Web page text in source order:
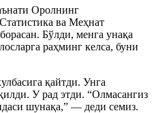
Оролнинг
ва Меҳнат
Бўлди, менга унақа
раҳминг келса, буни
қайтди. Унга
У рад этди. “Олмасангиз
шунақа,” — деди семиз.